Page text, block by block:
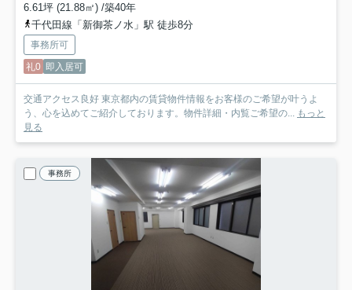
6.61坪 (21.88㎡) /築40年
千代田線「新御茶ノ水」駅 徒歩8分
事務所可
礼0 即入居可
交通アクセス良好 東京都内の賃貸物件情報をお客様のご希望が叶うよ
う、心を込めてご紹介しております。物件詳細・内覧ご希望の... もっと
見る
事務所